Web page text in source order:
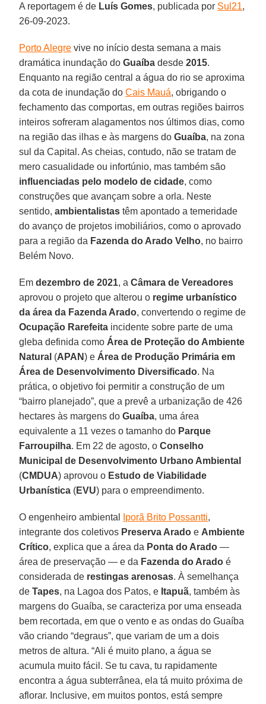
A reportagem é de Luís Gomes, publicada por Sul21,
26-09-2023.
Porto Alegre vive no início desta semana a mais
dramática inundação doGuaíba desde2015.
Enquanto na região central a água do rio se aproxima
da cota de inundação doCais Mauá, obrigando o
fechamento das comportas, em outras regiões bairros
inteiros sofreram alagamentos nos últimos dias, como
na região das ilhas e às margens doGuaíba, na zona
sul da Capital. As cheias, contudo, não se tratam de
mero casualidade ou infortúnio, mas também são
influenciadas pelo modelo de cidade, como
construções que avançam sobre a orla. Neste
sentido,ambientalistas têm apontado a temeridade
do avanço de projetos imobiliários, como o aprovado
para a região da Fazenda do Arado Velho, no bairro
Belém Novo.
Emdezembro de 2021, aCâmara de Vereadores
aprovou o projeto que alterou o regime urbanístico
da área da Fazenda Arado, convertendo o regime de
Ocupação Rarefeita incidente sobre parte de uma
gleba definida como Área de Proteção do Ambiente
Natural (APAN) e Área de Produção Primária em
Área de Desenvolvimento Diversificado. Na
prática, o objetivo foi permitir a construção de um
“bairro planejado”, que a prevê a urbanização de 426
hectares às margens doGuaíba, uma área
equivalente a 11 vezes o tamanho do Parque
Farroupilha. Em 22 de agosto, oConselho
Municipal de Desenvolvimento Urbano Ambiental
(CMDUA) aprovou o Estudo de Viabilidade
Urbanística (EVU) para o empreendimento.
O engenheiro ambiental Iporã Brito Possantti,
integrante dos coletivos Preserva Arado e Ambiente
Crítico, explica que a área da Ponta do Arado —
área de preservação — e da Fazenda do Arado é
considerada de restingas arenosas. À semelhança
deTapes, na Lagoa dos Patos, e Itapuã, também às
margens do Guaíba, se caracteriza por uma enseada
bem recortada, em que o vento e as ondas do Guaíba
vão criando “degraus”, que variam de um a dois
metros de altura. “Ali é muito plano, a água se
acumula muito fácil. Se tu cava, tu rapidamente
encontra a água subterrânea, ela tá muito próxima de
aflorar. Inclusive, em muitos pontos, está sempre